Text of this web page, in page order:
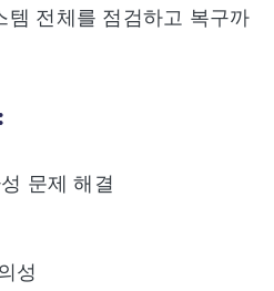
템 전체를 점검하고 복구까
문제 해결
성